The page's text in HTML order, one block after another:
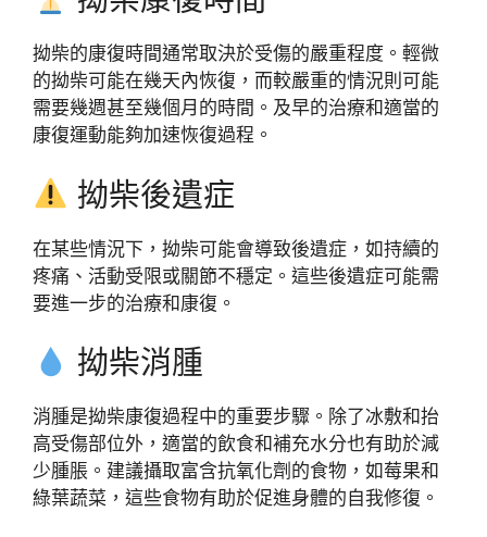
拗柴的康復時間通常取決於受傷的嚴重程度。輕微
的拗柴可能在幾天內恢復，而較嚴重的情況則可能
需要幾週甚至幾個月的時間。及早的治療和適當的
康復運動能夠加速恢復過程。
拗柴後遺症
在某些情況下，拗柴可能會導致後遺症，如持續的
疼痛、活動受限或關節不穩定。這些後遺症可能需
要進一步的治療和康復。
拗柴消腫
消腫是拗柴康復過程中的重要步驟。除了冰敷和抬
高受傷部位外，適當的飲食和補充水分也有助於減
少腫脹。建議攝取富含抗氧化劑的食物，如莓果和
綠葉蔬菜，這些食物有助於促進身體的自我修復。